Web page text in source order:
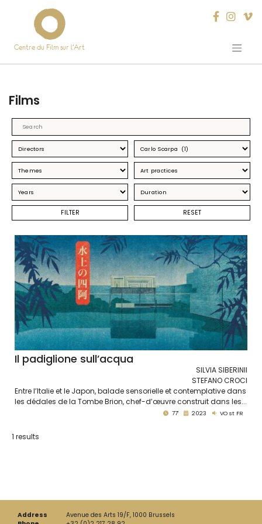
Centre du Film sur l’Art
Films
Il padiglione sull’acqua
SILVIA SIBERINII
STEFANO CROCI
Entre l’Italie et le Japon, balade sensorielle et contemplative dans
les dédales de la Tombe Brion, chef-d’œuvre construit dans les...
77' 2023 VO st FR
1 results
Address
Avenue des Arts 19/F, 1000 Brussels